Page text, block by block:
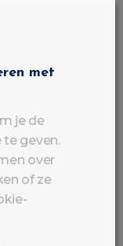
met
je de
te geven.
over
of ze